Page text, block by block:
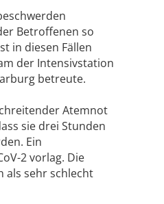
Betroffenen so
in diesen Fällen
der Intensivstation
betreute.
Atemnot
sie drei Stunden
Ein
2 vorlag. Die
als sehr schlecht